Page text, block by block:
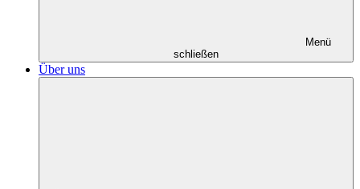
Menü
schließen
Über uns